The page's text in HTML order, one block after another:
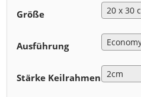
Größe
Ausführung
Stärke Keilrahmen